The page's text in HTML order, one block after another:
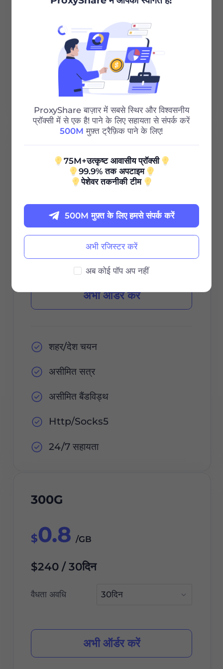
असीमित सत्र
असीमित बैंडविड्थ
Http/Socks5
24/7 सहायता
0.85
$85 / 30दिन
अभी ऑर्डर करें
शहर/देश चयन
असीमित सत्र
असीमित बैंडविड्थ
Http/Socks5
24/7 सहायता
300G
$0.8 /GB
$240 / 30दिन
वैधता अवधि
अभी ऑर्डर करें
ProxyShare बाज़ार में सबसे स्थिर और विश्वसनीय
प्रॉक्सी में से एक है! पाने के लिए सहायता से संपर्क करें
500M मुफ़्त ट्रैफ़िक पाने के लिए!
75M+उत्कृष्ट आवासीय प्रॉक्सी
99.9% तक अपटाइम
पेशेवर तकनीकी टीम
अभी रजिस्टर करें
500M मुफ़्त के लिए हमसे संपर्क करें
अब कोई पॉप अप नहीं